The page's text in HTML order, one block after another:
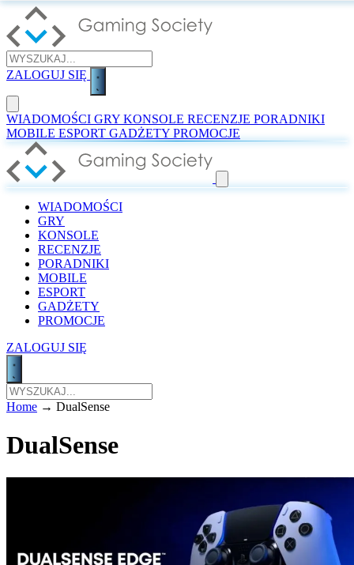
ZALOGUJ SIĘ
WIADOMOŚCI GRY KONSOLE RECENZJE PORADNIKI
MOBILE ESPORT GADŻETY PROMOCJE
WIADOMOŚCI
GRY
KONSOLE
RECENZJE
PORADNIKI
MOBILE
ESPORT
GADŻETY
PROMOCJE
ZALOGUJ SIĘ
Home → DualSense
DualSense